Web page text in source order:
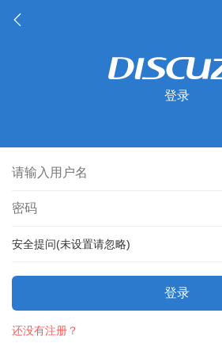
登录
安全提问(未设置请忽略)
登录
还没有注册？